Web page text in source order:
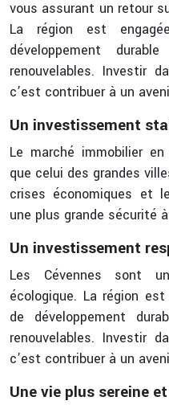
vous assurant un retour
La région est
développement
renouvelables. Investir
c’est contribuer à un
Un investissement
Le marché immobilier
que celui des grandes
crises économiques et
une plus grande sécurité
Un investissement
Les Cévennes sont
écologique. La région
de développement
renouvelables. Investir
c’est contribuer à un
Une vie plus sereine